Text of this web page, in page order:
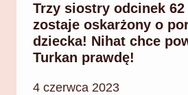
Trzy siostry odcinek
zostaje oskarżony o
dziecka! Nihat chce
Turkan prawdę!
4 czerwca 2023